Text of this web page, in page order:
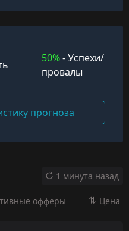
50%- Успехи/
провалы
прогноза
1 минута назад
офферы Цена